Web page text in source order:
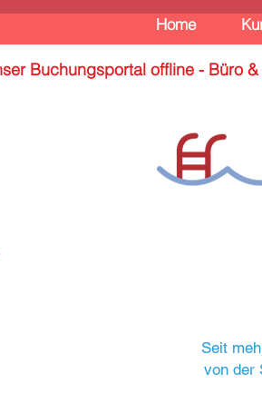
Home
Buchungsportal offline - Büro
Seit
von der